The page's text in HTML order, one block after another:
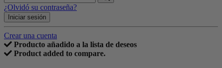
¿Olvidó su contraseña?
Iniciar sesión
Crear una cuenta
Producto añadido a la lista de deseos
Product added to compare.